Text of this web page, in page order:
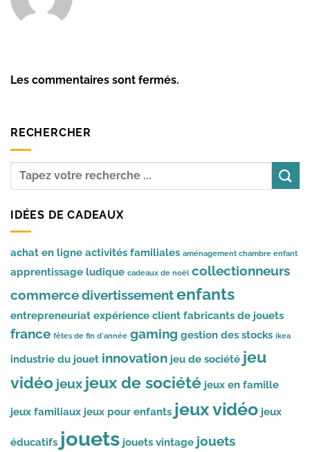
Les commentaires sont fermés.
RECHERCHER
IDÉES DE CADEAUX
achat en ligne activités familiales aménagement chambre enfant
apprentissage ludique cadeaux de noël collectionneurs
commercedivertissementenfants
entrepreneuriat expérience client fabricants de jouets
france fêtes de fin d'année gaming gestion des stocks ikea
industrie du jouet innovation jeu de société jeu
vidéo jeux jeux de société jeux en famille
jeux familiaux jeux pour enfants jeux vidéo jeux
éducatifs jouets jouets vintage jouets